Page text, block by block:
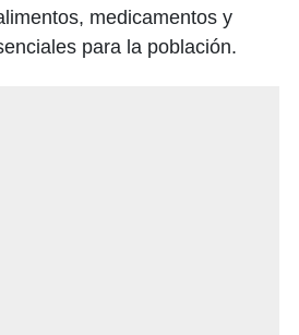
medicamentos y
para la población.